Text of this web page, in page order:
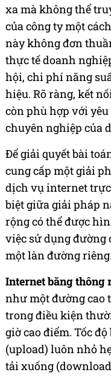
xa mà không thể
của công ty một
này không đơn
thực tế doanh
hội, chi phí năng
hiệu. Rõ ràng, kết
còn phù hợp với
chuyên nghiệp của
Để giải quyết bài
cung cấp một giải
dịch vụ internet trực
biệt giữa giải pháp
rộng có thể được
việc sử dụng đường
một làn đường riêng.
Internet băng thông
như một đường cao
trong điều kiện
giờ cao điểm. Tốc
(upload) luôn nhỏ
tải xuống